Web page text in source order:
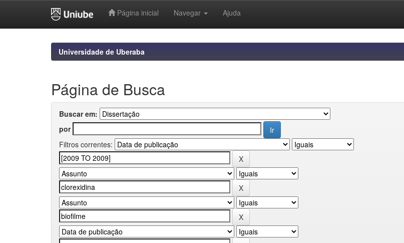
Página inicial Navegar Ajuda
Universidade de Uberaba
Página de Busca
Buscar em:
por
Filtros correntes: